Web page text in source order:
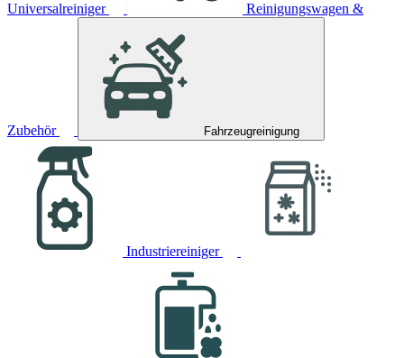
Universalreiniger Reinigungswagen &
Zubehör Fahrzeugreinigung
Industriereiniger